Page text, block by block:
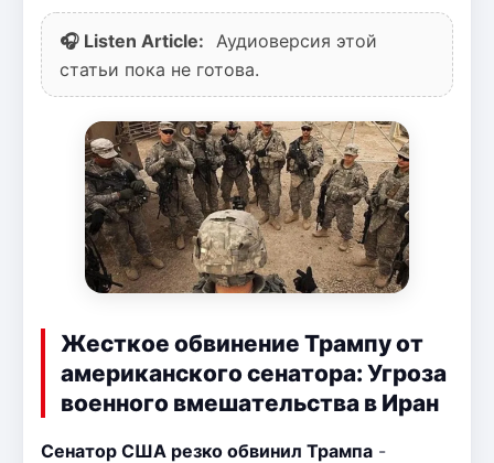
🎧 Listen Article:
Аудиоверсия этой
статьи пока не готова.
Жесткое обвинение Трампу от
американского сенатора: Угроза
военного вмешательства в Иран
Сенатор США резко обвинил Трампа -